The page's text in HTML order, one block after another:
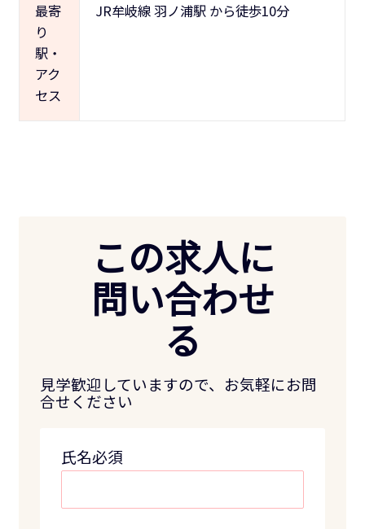
最寄
り
駅・
アク
セス
JR牟岐線 羽ノ浦駅 から徒歩10分
この求人に
問い合わせ
る
見学歓迎していますので、お気軽にお問
合せください
氏名必須